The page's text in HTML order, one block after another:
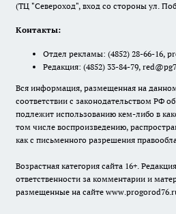
(ТЦ "Североход", вход со стороны ул.
Контакты:
Отдел рекламы: (4852) 28-66-16,
Редакция: (4852) 33-84-79,
Вся информация, размещенная на данном
соответствии с законодательством РФ
подлежит использованию кем-либо в
том числе воспроизведению,
как с письменного разрешения
Возрастная категория сайта 16+.
ответственности за комментарии и
размещенные на сайте